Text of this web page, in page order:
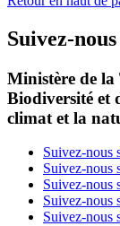
Suivez-
Ministère de la
Biodiversité et
climat et la
Suivez-nous
Suivez-nous
Suivez-nous
Suivez-nous
Suivez-nous